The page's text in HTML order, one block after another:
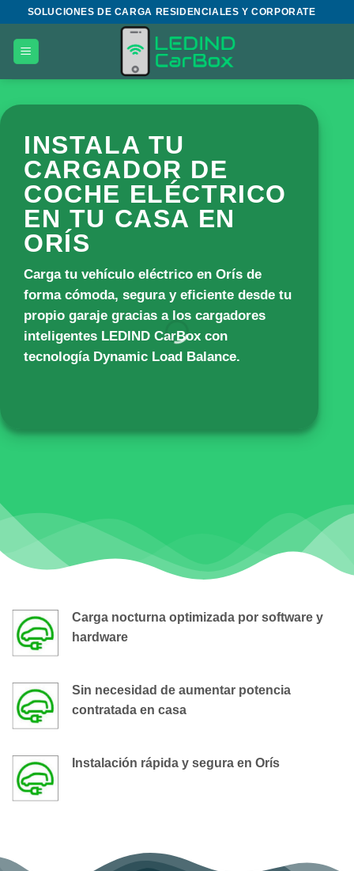
Saltar
contenido
SOLUCIONES DE CARGA RESIDENCIALES Y CORPORATE
INSTALA TU
CARGADOR DE
COCHE ELÉCTRICO
EN TU CASA EN
ORÍS
Carga tu vehículo eléctrico en Orís de
forma cómoda, segura y eficiente desde tu
propio garaje gracias a los cargadores
inteligentes LEDIND CarBox con
tecnología Dynamic Load Balance.
Carga nocturna optimizada por software y
hardware
Sin necesidad de aumentar potencia
contratada en casa
Instalación rápida y segura en Orís